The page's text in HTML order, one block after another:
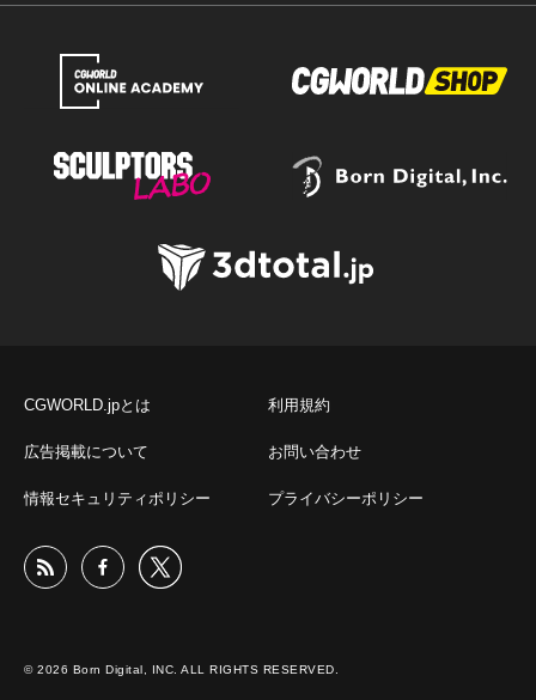
CGWORLD.jpとは 利用規約
広告掲載について お問い合わせ
情報セキュリティポリシー プライバシーポリシー
© 2026 Born Digital, INC. ALL RIGHTS RESERVED.